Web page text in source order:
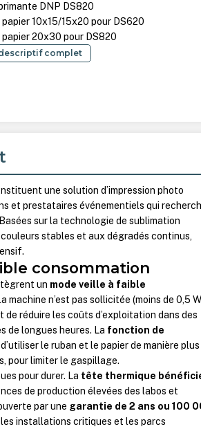
DNP DS820
papier 10x15/15x20 pour DS620
papier 20x30 pour DS820
complet
une solution d’impression photo
et prestataires événementiels qui
sur la technologie de sublimation
stables et aux dégradés continus,
consommation
un mode veille à faible
machine n’est pas sollicitée (moins de 0,5
réduire les coûts d’exploitation dans des
de longues heures. La fonction de
le ruban et le papier de manière plus
pour limiter le gaspillage.
pour durer. La tête thermique
de production élevées des labos et
par une garantie de 2 ans ou 100
installations critiques et les parcs